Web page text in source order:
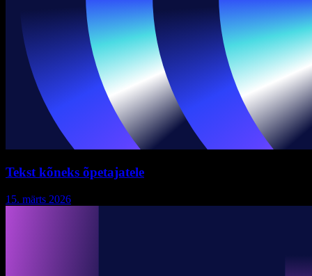
Tekst kõneks õpetajatele
15. märts 2026